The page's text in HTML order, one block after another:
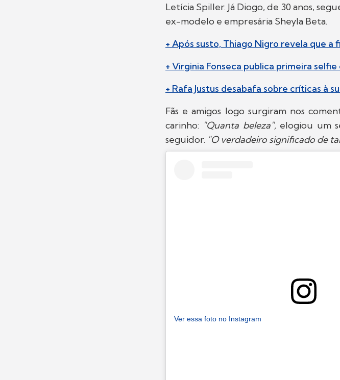
Letícia Spiller. Já Diogo, de 30 anos,
ex-modelo e empresária Sheyla Beta.
+ Após susto, Thiago Nigro revela que a
+ Virginia Fonseca publica primeira
+ Rafa Justus desabafa sobre críticas à
Fãs e amigos logo surgiram nos
carinho: "Quanta beleza",elogiou um
seguidor. "O verdadeiro significado de
Ver essa foto no Instagram